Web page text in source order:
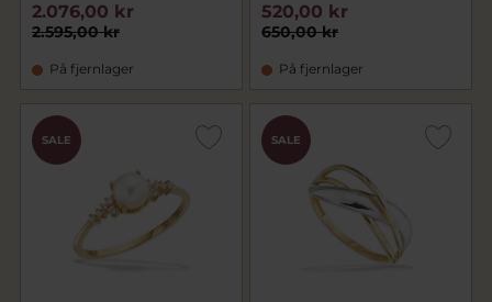
2.595,00 kr
2.076,00 kr
På fjernlager
650,00 kr
520,00 kr
På fjernlager
SALE SALE